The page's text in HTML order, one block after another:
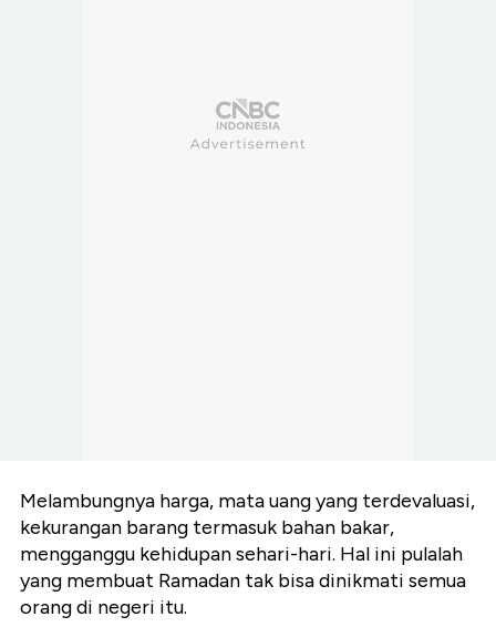
Melambungnya harga, mata uang yang terdevaluasi,
kekurangan barang termasuk bahan bakar,
mengganggu kehidupan sehari-hari. Hal ini pulalah
yang membuat Ramadan tak bisa dinikmati semua
orang di negeri itu.